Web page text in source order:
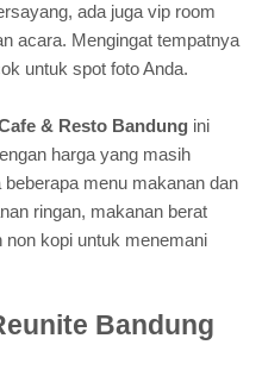
ada juga vip room
acara. Mengingat tempatnya
untuk spot foto Anda.
& Resto Bandung ini
harga yang masih
menu makanan dan
ringan, makanan berat
non kopi untuk menemani
Bandung